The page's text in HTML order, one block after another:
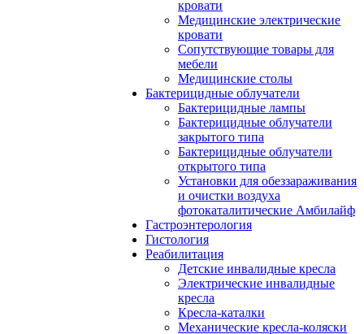
кровати
Медицинские электрические
кровати
Сопутствующие товары для
мебели
Медицинские столы
Бактерицидные облучатели
Бактерицидные лампы
Бактерицидные облучатели
закрытого типа
Бактерицидные облучатели
открытого типа
Установки для обеззараживания
и очистки воздуха
фотокаталитические Амбилайф
Гастроэнтерология
Гистология
Реабилитация
Детские инвалидные кресла
Электрические инвалидные
кресла
Кресла-каталки
Механические кресла-коляски